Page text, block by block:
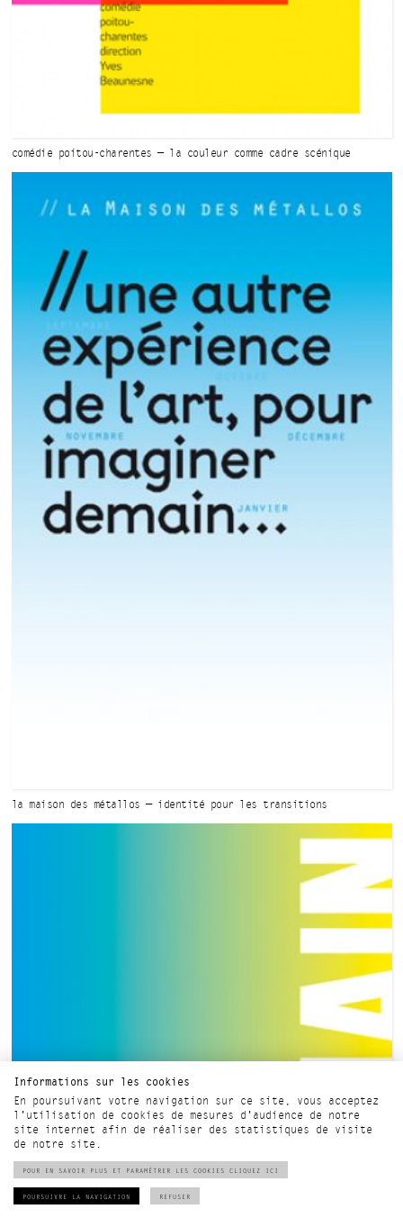
comédie poitou-charentes — la couleur comme cadre scénique
la maison des métallos — identité pour les transitions
Informations sur les cookies
En poursuivant votre navigation sur ce site, vous acceptez
l'utilisation de cookies de mesures d'audience de notre
site internet afin de réaliser des statistiques de visite
de notre site.
POUR EN SAVOIR PLUS ET PARAMÉTRER LES COOKIES CLIQUEZ ICI
POURSUIVRE LA NAVIGATION REFUSER